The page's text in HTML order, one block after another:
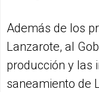
Además de los
Lanzarote, al
producción y las
saneamiento de